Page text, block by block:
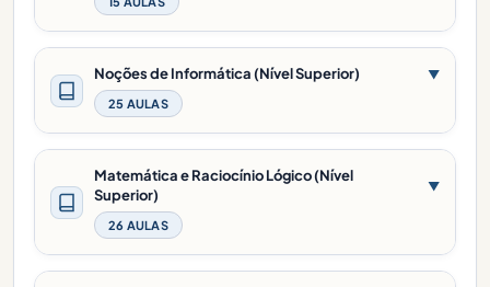
Noções de Informática (Nível Superior)
25 AULAS
▼
Matemática e Raciocínio Lógico (Nível
Superior)
26 AULAS
▼